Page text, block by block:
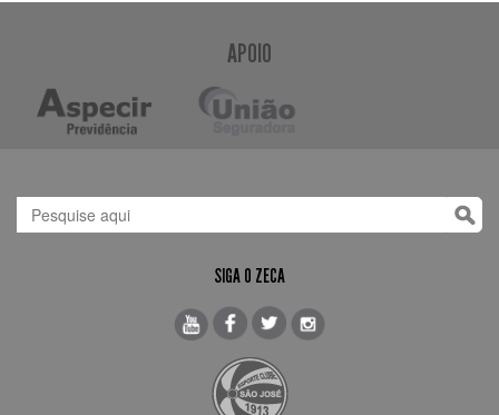
APOIO
SIGA O ZECA